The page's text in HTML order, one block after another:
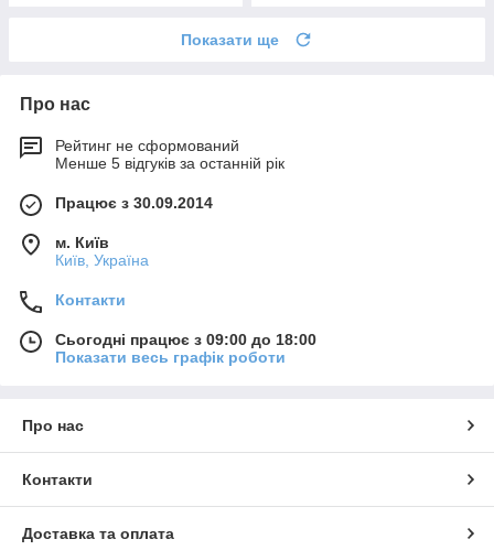
Показати ще
Про нас
Рейтинг не сформований
Менше 5 відгуків за останній рік
Працює з 30.09.2014
м. Київ
Київ, Україна
Контакти
Сьогодні працює з 09:00 до 18:00
Показати весь графік роботи
Про нас
Контакти
Доставка та оплата